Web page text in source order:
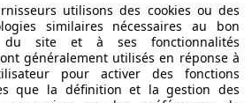
137 g/km (komb.)
-
-
utilisons des cookies ou des
similaires nécessaires au bon
du site et à ses fonctionnalités
généralement utilisés en réponse à
pour activer des fonctions
que la définition et la gestion des